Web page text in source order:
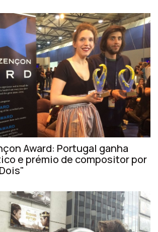
Award: Portugal ganha
e prémio de compositor por